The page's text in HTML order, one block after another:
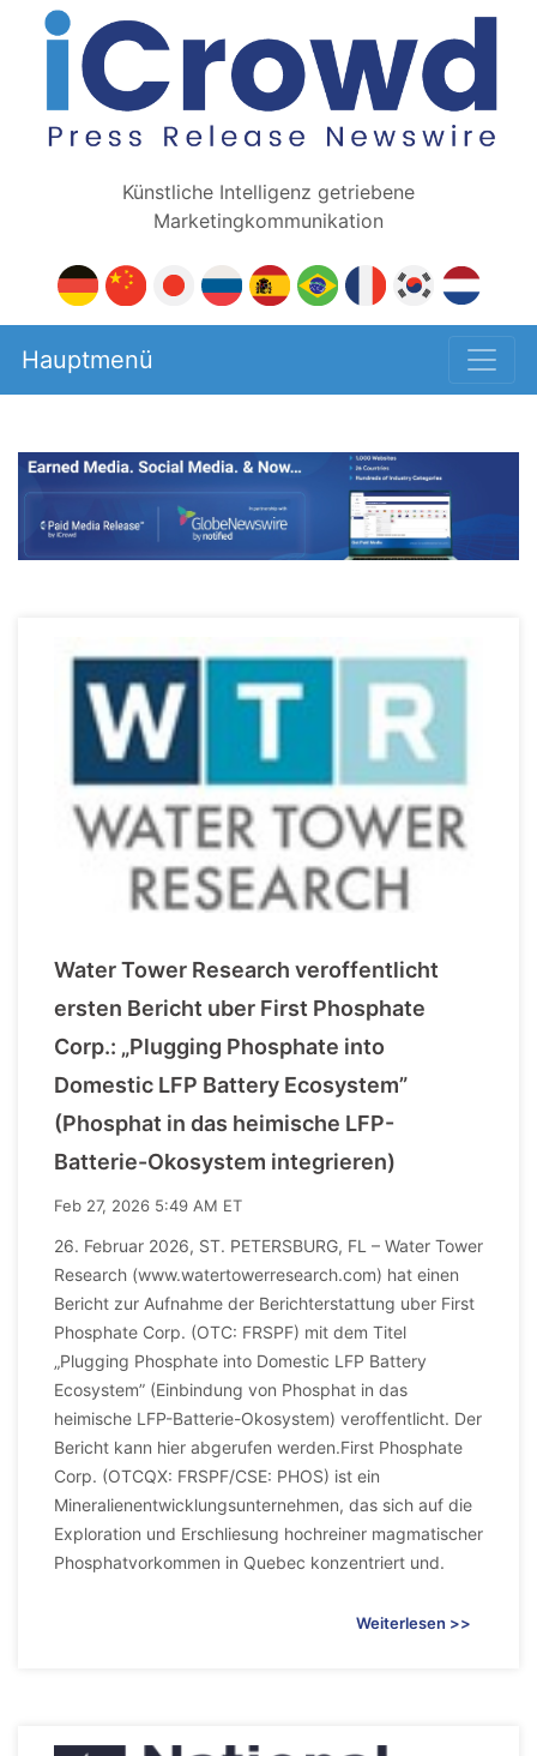
Künstliche Intelligenz getriebene
Marketingkommunikation
Hauptmenü
Water Tower Research veroffentlicht
ersten Bericht uber First Phosphate
Corp.: „Plugging Phosphate into
Domestic LFP Battery Ecosystem”
(Phosphat in das heimische LFP-
Batterie-Okosystem integrieren)
Feb 27, 2026 5:49 AM ET
26. Februar 2026, ST. PETERSBURG, FL – Water Tower
Research (www.watertowerresearch.com) hat einen
Bericht zur Aufnahme der Berichterstattung uber First
Phosphate Corp. (OTC: FRSPF) mit dem Titel
„Plugging Phosphate into Domestic LFP Battery
Ecosystem” (Einbindung von Phosphat in das
heimische LFP-Batterie-Okosystem) veroffentlicht. Der
Bericht kann hier abgerufen werden.First Phosphate
Corp. (OTCQX: FRSPF/CSE: PHOS) ist ein
Mineralienentwicklungsunternehmen, das sich auf die
Exploration und Erschliesung hochreiner magmatischer
Phosphatvorkommen in Quebec konzentriert und.
Weiterlesen >>